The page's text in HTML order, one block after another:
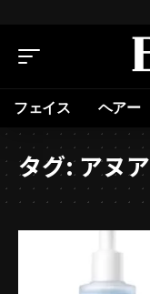
フェイス ヘアー
タグ:アヌア